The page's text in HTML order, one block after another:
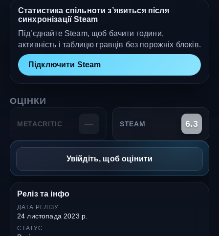
Статистика спільноти з’явиться після
синхронізації Steam
Під’єднайте Steam, щоб бачити години,
активність і таблицю гравців без порожніх блоків.
Підключити Steam
ОЦІНКИ
METACRITIC — STEAM 6.3
Увійдіть, щоб оцінити
Реліз та інфо
ДАТА РЕЛІЗУ
24 листопада 2023 р.
СТАТУС